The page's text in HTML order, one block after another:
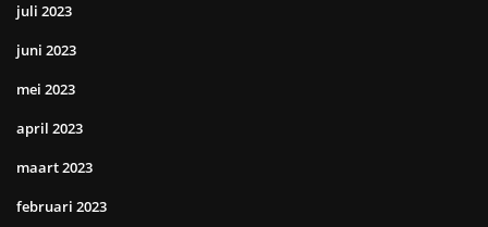
juli 2023
juni 2023
mei 2023
april 2023
maart 2023
februari 2023